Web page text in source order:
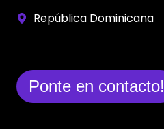
República Dominicana
Ponte en contacto!